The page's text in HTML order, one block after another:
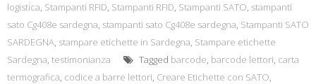
logistica, Stampanti RFID, Stampanti RFID, Stampanti SATO, stampanti
sato Cg408e sardegna, stampanti sato Cg408e sardegna, Stampanti SATO
SARDEGNA, stampare etichette in Sardegna, Stampare etichette
Sardegna, testimonianza Tagged barcode, barcode lettori, carta
termografica, codice a barre lettori, Creare Etichette con SATO,